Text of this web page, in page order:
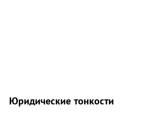
Юридические тонкости